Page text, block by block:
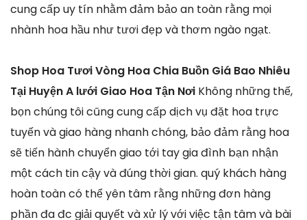
cung cấp uy tín nhằm đảm bảo an toàn rằng mọi
nhành hoa hầu như tươi đẹp và thơm ngào ngạt.
Shop Hoa Tươi Vòng Hoa Chia Buồn Giá Bao Nhiêu
Tại Huyện A lưới Giao Hoa Tận Nơi Không những thế,
bọn chúng tôi cũng cung cấp dịch vụ đặt hoa trực
tuyến và giao hàng nhanh chóng, bảo đảm rằng hoa
sẽ tiến hành chuyển giao tới tay gia đình bạn nhận
một cách tin cậy và đúng thời gian. quý khách hàng
hoàn toàn có thể yên tâm rằng những đơn hàng
phần đa đc giải quyết và xử lý với việc tận tâm và bài